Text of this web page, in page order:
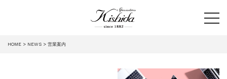
HOME NEWS 営業案内